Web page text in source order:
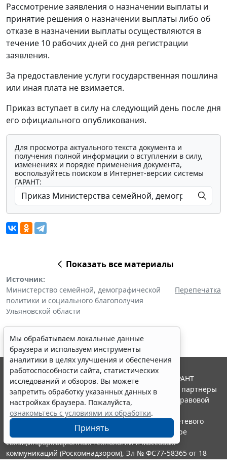
Рассмотрение заявления о назначении выплаты и
принятие решения о назначении выплаты либо об
отказе в назначении выплаты осуществляются в
течение 10 рабочих дней со дня регистрации
заявления.
За предоставление услуги государственная пошлина
или иная плата не взимается.
Приказ вступает в силу на следующий день после дня
его официального опубликования.
Для просмотра актуального текста документа и
получения полной информации о вступлении в силу,
изменениях и порядке применения документа,
воспользуйтесь поиском в Интернет-версии системы
ГАРАНТ:
Показать все материалы
Источник:
Министерство семейной, демографической
политики и социального благополучия
Ульяновской области
Перепечатка
Мы обрабатываем локальные данные
браузера и используем инструменты
аналитики в целях улучшения и обеспечения
работоспособности сайта, статистических
исследований и обзоров. Вы можете
запретить обработку указанных данных в
настройках браузера. Пожалуйста,
ознакомьтесь с условиями их обработки.
Принять
© ООО "НПП "ГАРАНТ-СЕРВИС", 2026. Система ГАРАНТ
выпускается с 1990 года. Компания "Гарант" и ее партнеры
являются участниками Российской ассоциации правовой
информации ГАРАНТ.
Портал ГАРАНТ.РУ зарегистрирован в качестве сетевого
издания Федеральной службой по надзору в сфере
связи,информационных технологий и массовых
коммуникаций (Роскомнадзором), Эл № ФС77-58365 от 18